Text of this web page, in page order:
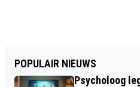
POPULAIR NIEUWS
Psycholoog